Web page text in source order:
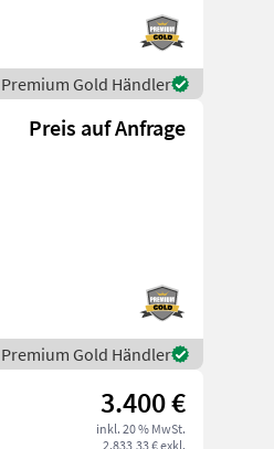
Premium Gold Händler
Preis auf Anfrage
Premium Gold Händler
3.400 €
inkl. 20 % MwSt.
2.833,33 € exkl.